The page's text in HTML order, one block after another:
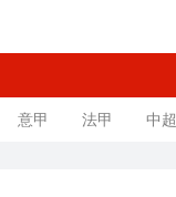
意甲 法甲 中超